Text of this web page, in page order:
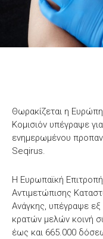
Θωρακίζεται η
Κομισιόν υπέγραψε
ενημερωμένου
Seqirus.
Η Ευρωπαϊκή
Αντιμετώπισης
Ανάγκης, υπέγραψε
κρατών μελών κοινή
έως και 665.000